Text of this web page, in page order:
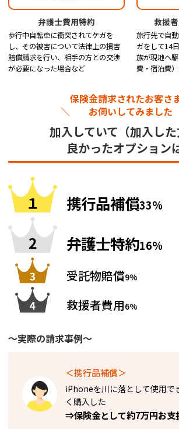
弁護士費用特約
歩行中自転車に衝突されてケガを
し、その被害について法律上の損害
賠償請求を行い、相手の方との交渉
が必要になった場合など
救援
旅行先で自
ガをして14
族が現地へ
費・宿泊費
保険金請求されたお客さ
＼ お伺いしてみまし
加入していて（加入した
良かったオプション
携行品補償33%
弁護士特約16%
受託物賠償9%
救援者費用6%
～実際の請求事例～
＜携行品補償＞
iPhoneを川に落として使用で
く購入した​
⇒保険金として約7万円お支